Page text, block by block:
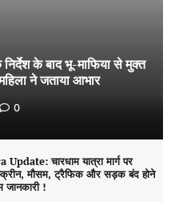
के बाद भू-माफिया से मुक्त
ने जताया आभार
0
चारधाम यात्रा मार्ग पर
मौसम, ट्रैफिक और सड़क बंद होने
जानकारी !